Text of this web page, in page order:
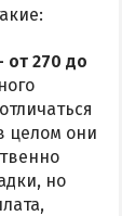
от 270 до
целом они
но